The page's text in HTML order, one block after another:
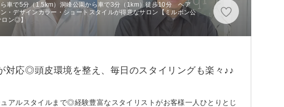
車で5分（1.5km）洞峰公園から車で3分（1km）徒歩10分 ヘア
・デザインカラー・ショートスタイルが得意なサロン【ミルボン公
ン◎】
対応◎頭皮環境を整え、毎日のスタイリングも楽々♪♪
アルスタイルまで◎経験豊富なスタイリストがお客様一人ひとりとじ